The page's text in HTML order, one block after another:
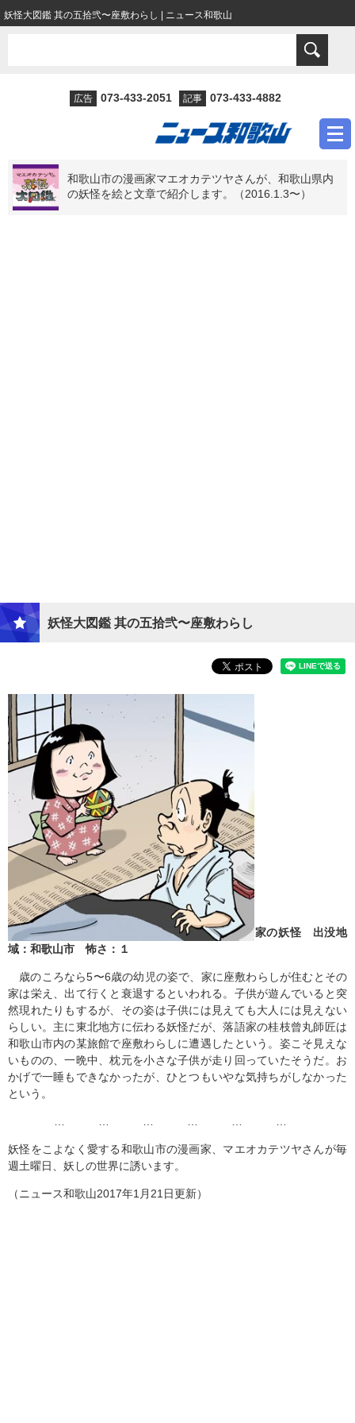
妖怪大図鑑 其の五拾弐〜座敷わらし | ニュース和歌山
広告 073-433-2051 記事 073-433-4882
和歌山市の漫画家マエオカテツヤさんが、和歌山県内
の妖怪を絵と文章で紹介します。（2016.1.3〜）
妖怪大図鑑 其の五拾弐〜座敷わらし
家の妖怪 出没地
域：和歌山市 怖さ：１
歳のころなら5〜6歳の幼児の姿で、家に座敷わらしが住むとその
家は栄え、出て行くと衰退するといわれる。子供が遊んでいると突
然現れたりもするが、その姿は子供には見えても大人には見えない
らしい。主に東北地方に伝わる妖怪だが、落語家の桂枝曾丸師匠は
和歌山市内の某旅館で座敷わらしに遭遇したという。姿こそ見えな
いものの、一晩中、枕元を小さな子供が走り回っていたそうだ。お
かげで一睡もできなかったが、ひとつもいやな気持ちがしなかった
という。
… … … … … …
妖怪をこよなく愛する和歌山市の漫画家、マエオカテツヤさんが毎
週土曜日、妖しの世界に誘います。
（ニュース和歌山2017年1月21日更新）